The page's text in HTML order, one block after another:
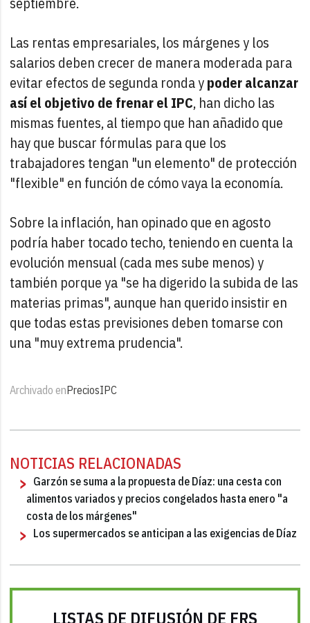
Las rentas empresariales, los márgenes y los
salarios deben crecer de manera moderada para
evitar efectos de segunda ronda ypoder alcanzar
así el objetivo de frenar el IPC, han dicho las
mismas fuentes, al tiempo que han añadido que
hay que buscar fórmulas para que los
trabajadores tengan "un elemento" de protección
"flexible" en función de cómo vaya la economía.
Sobre la inflación, han opinado que en agosto
podría haber tocado techo, teniendo en cuenta la
evolución mensual (cada mes sube menos) y
también porque ya "se ha digerido la subida de las
materias primas", aunque han querido insistir en
que todas estas previsiones deben tomarse con
una "muy extrema prudencia".
Archivado enPreciosIPC
NOTICIAS RELACIONADAS
Garzón se suma a la propuesta de Díaz: una cesta con
alimentos variados y precios congelados hasta enero "a
costa de los márgenes"
Los supermercados se anticipan a las exigencias de Díaz
LISTAS DE DIFUSIÓN DE FRS